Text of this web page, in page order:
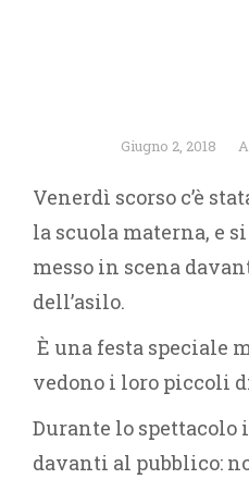
Giugno 2, 2018
Venerdì scorso c’è
la scuola materna, e
messo in scena
dell’asilo.
È una festa speciale
vedono i loro piccoli
Durante lo spettacolo
davanti al pubblico: